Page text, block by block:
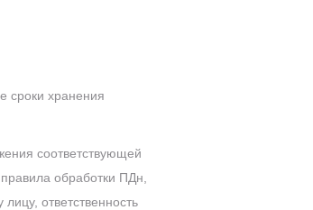
сроки хранения
соответствующей
обработки ПДн,
ответственность